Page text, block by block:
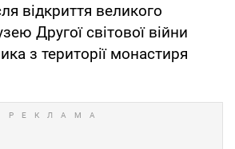
відкриття великого
Другої світової війни
з території монастиря